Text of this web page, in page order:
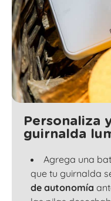
Personaliza
guirnalda
Agrega una
que tu guirnalda
de autonomía